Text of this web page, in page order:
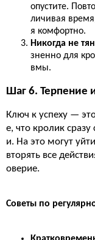
опустите.
личивая
я комфортно.
Никогда не
зненно для
вмы.
Шаг 6. Терпение
Ключ к успеху —
е, что кролик сразу
и. На это могут
вторять все
оверие.
Советы по